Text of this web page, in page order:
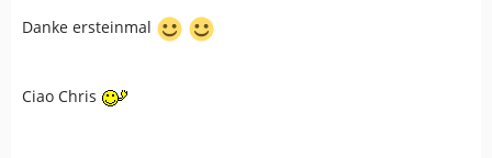
Danke ersteinmal
Ciao Chris